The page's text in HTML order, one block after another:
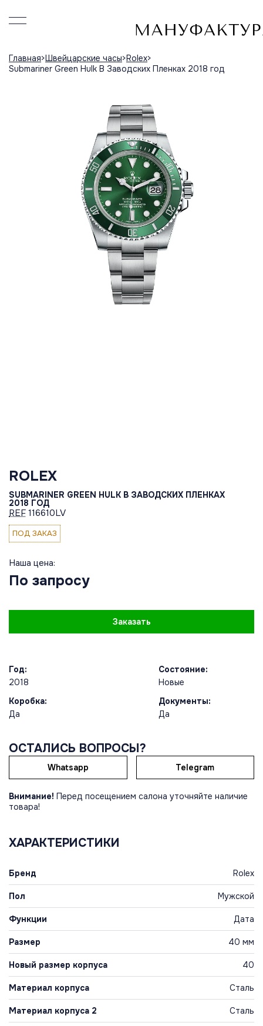
Главная Швейцарские часы Rolex
Submariner Green Hulk В Заводских Пленках 2018 год
ROLEX
SUBMARINER GREEN HULK В ЗАВОДСКИХ ПЛЕНКАХ
2018 ГОД
REF 116610LV
ПОД ЗАКАЗ
Наша цена:
По запросу
Заказать
Год:
2018
Состояние:
Новые
Коробка:
Да
Документы:
Да
ОСТАЛИСЬ ВОПРОСЫ?
Whatsapp Telegram
Внимание! Перед посещением салона уточняйте наличие
товара!
ХАРАКТЕРИСТИКИ
Бренд Rolex
Пол Мужской
Функции Дата
Размер 40 мм
Новый размер корпуса 40
Материал корпуса Сталь
Материал корпуса 2 Сталь